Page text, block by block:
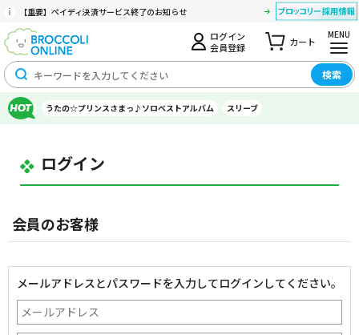
【重要】ペイディ決済サービス終了のお知らせ
ログイン
会員登録
カート
MENU
検索
うたの☆プリンスさまっ♪ソロベストアルバム スリーブ
ログイン
会員のお客様
メールアドレスとパスワードを入力してログインしてください。